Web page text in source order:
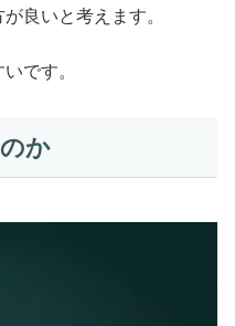
良いと考えます。
です。
か